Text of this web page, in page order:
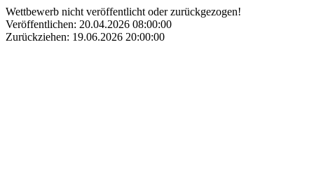
Wettbewerb nicht veröffentlicht oder zurückgezogen!
Veröffentlichen: 20.04.2026 08:00:00
Zurückziehen: 19.06.2026 20:00:00